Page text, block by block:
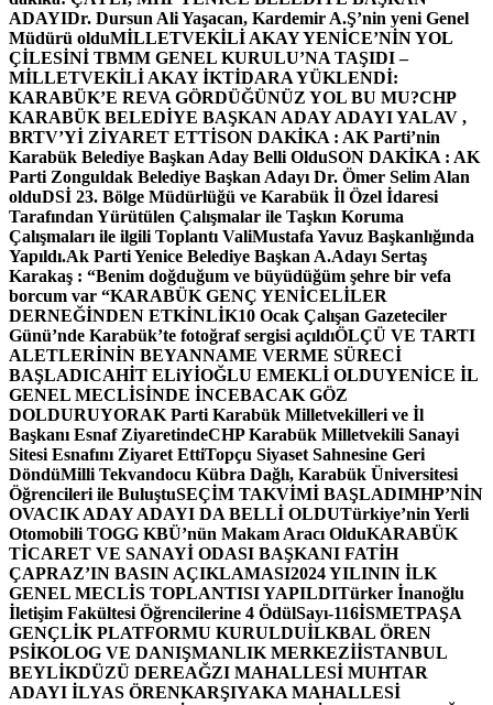
ADAYIDr. Dursun Ali Yaşacan, Kardemir A.Ş’nin yeni Genel
Müdürü olduMİLLETVEKİLİ AKAY YENİCE’NİN YOL
ÇİLESİNİ TBMM GENEL KURULU’NA TAŞIDI –
MİLLETVEKİLİ AKAY İKTİDARA YÜKLENDİ:
KARABÜK’E REVA GÖRDÜĞÜNÜZ YOL BU MU?CHP
KARABÜK BELEDİYE BAŞKAN ADAY ADAYI YALAV ,
BRTV’Yİ ZİYARET ETTİSON DAKİKA : AK Parti’nin
Karabük Belediye Başkan Aday Belli OlduSON DAKİKA : AK
Parti Zonguldak Belediye Başkan Adayı Dr. Ömer Selim Alan
olduDSİ 23. Bölge Müdürlüğü ve Karabük İl Özel İdaresi
Tarafından Yürütülen Çalışmalar ile Taşkın Koruma
Çalışmaları ile ilgili Toplantı ValiMustafa Yavuz Başkanlığında
Yapıldı.Ak Parti Yenice Belediye Başkan A.Adayı Sertaş
Karakaş : “Benim doğduğum ve büyüdüğüm şehre bir vefa
borcum var “KARABÜK GENÇ YENİCELİLER
DERNEĞİNDEN ETKİNLİK10 Ocak Çalışan Gazeteciler
Günü’nde Karabük’te fotoğraf sergisi açıldıÖLÇÜ VE TARTI
ALETLERİNİN BEYANNAME VERME SÜRECİ
BAŞLADICAHİT ELiYİOĞLU EMEKLİ OLDUYENİCE İL
GENEL MECLİSİNDE İNCEBACAK GÖZ
DOLDURUYORAK Parti Karabük Milletvekilleri ve İl
Başkanı Esnaf ZiyaretindeCHP Karabük Milletvekili Sanayi
Sitesi Esnafını Ziyaret EttiTopçu Siyaset Sahnesine Geri
DöndüMilli Tekvandocu Kübra Dağlı, Karabük Üniversitesi
Öğrencileri ile BuluştuSEÇİM TAKVİMİ BAŞLADIMHP’NİN
OVACIK ADAY ADAYI DA BELLİ OLDUTürkiye’nin Yerli
Otomobili TOGG KBÜ’nün Makam Aracı OlduKARABÜK
TİCARET VE SANAYİ ODASI BAŞKANI FATİH
ÇAPRAZ’IN BASIN AÇIKLAMASI2024 YILININ İLK
GENEL MECLİS TOPLANTISI YAPILDITürker İnanoğlu
İletişim Fakültesi Öğrencilerine 4 ÖdülSayı-116İSMETPAŞA
GENÇLİK PLATFORMU KURULDUİLKBAL ÖREN
PSİKOLOG VE DANIŞMANLIK MERKEZİİSTANBUL
BEYLİKDÜZÜ DEREAĞZI MAHALLESİ MUHTAR
ADAYI İLYAS ÖRENKARŞIYAKA MAHALLESİ